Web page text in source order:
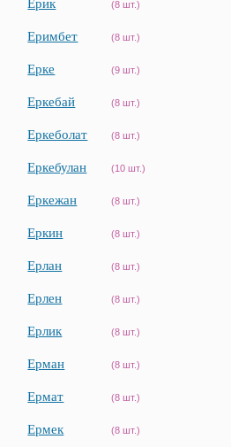
Ерик (8 шт.)
Еримбет (8 шт.)
Ерке (9 шт.)
Еркебай (8 шт.)
Еркеболат (8 шт.)
Еркебулан (10 шт.)
Еркежан (8 шт.)
Еркин (8 шт.)
Ерлан (8 шт.)
Ерлен (8 шт.)
Ерлик (8 шт.)
Ерман (8 шт.)
Ермат (8 шт.)
Ермек (8 шт.)